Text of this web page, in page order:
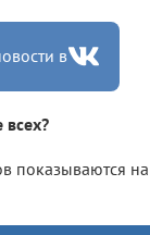
в
показываются на